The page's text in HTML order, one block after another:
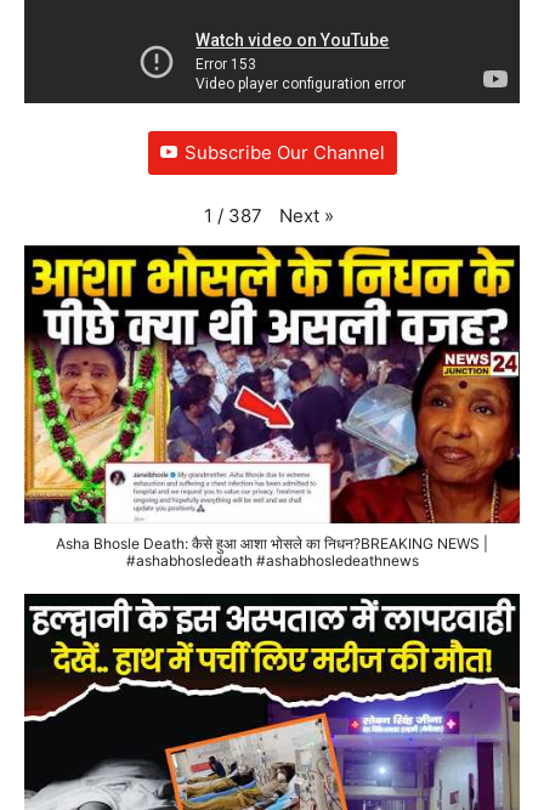
Subscribe Our Channel
1 / 387 Next »
Asha Bhosle Death: कैसे हुआ आशा भोसले का निधन?BREAKING NEWS |
#ashabhosledeath #ashabhosledeathnews